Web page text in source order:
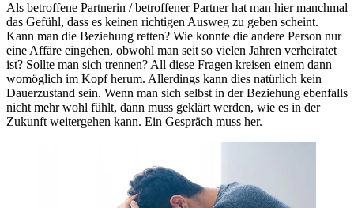
Als betroffene Partnerin / betroffener Partner hat man hier manchmal
das Gefühl, dass es keinen richtigen Ausweg zu geben scheint.
Kann man die Beziehung retten? Wie konnte die andere Person nur
eine Affäre eingehen, obwohl man seit so vielen Jahren verheiratet
ist? Sollte man sich trennen? All diese Fragen kreisen einem dann
womöglich im Kopf herum. Allerdings kann dies natürlich kein
Dauerzustand sein. Wenn man sich selbst in der Beziehung ebenfalls
nicht mehr wohl fühlt, dann muss geklärt werden, wie es in der
Zukunft weitergehen kann. Ein Gespräch muss her.